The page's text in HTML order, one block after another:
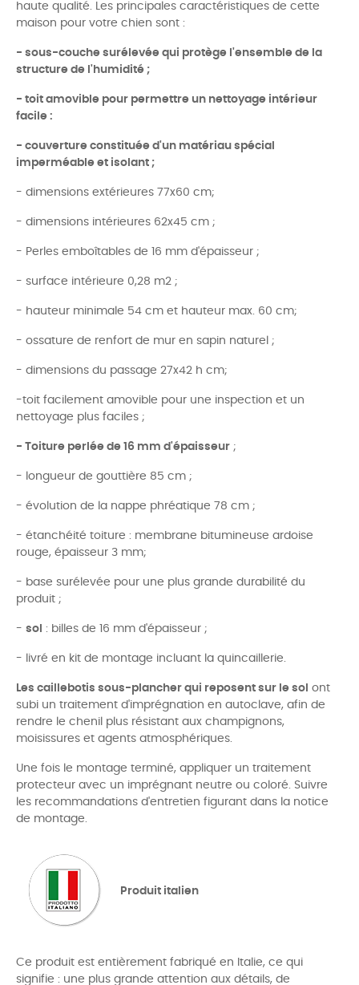
haute qualité. Les principales caractéristiques de cette
maison pour votre chien sont :
- sous-couche surélevée qui protège l'ensemble de la
structure de l'humidité ;
- toit amovible pour permettre un nettoyage intérieur
facile :
- couverture constituée d'un matériau spécial
imperméable et isolant ;
- dimensions extérieures 77x60 cm;
- dimensions intérieures 62x45 cm ;
- Perles emboîtables de 16 mm d'épaisseur ;
- surface intérieure 0,28 m2 ;
- hauteur minimale 54 cm et hauteur max. 60 cm;
- ossature de renfort de mur en sapin naturel ;
- dimensions du passage 27x42 h cm;
-toit facilement amovible pour une inspection et un
nettoyage plus faciles ;
- Toiture perlée de 16 mm d'épaisseur ;
- longueur de gouttière 85 cm ;
- évolution de la nappe phréatique 78 cm ;
- étanchéité toiture : membrane bitumineuse ardoise
rouge, épaisseur 3 mm;
- base surélevée pour une plus grande durabilité du
produit ;
- sol : billes de 16 mm d'épaisseur ;
- livré en kit de montage incluant la quincaillerie.
Les caillebotis sous-plancher qui reposent sur le sol ont
subi un traitement d'imprégnation en autoclave, afin de
rendre le chenil plus résistant aux champignons,
moisissures et agents atmosphériques.
Une fois le montage terminé, appliquer un traitement
protecteur avec un imprégnant neutre ou coloré. Suivre
les recommandations d'entretien figurant dans la notice
de montage.
Produit italien
Ce produit est entièrement fabriqué en Italie, ce qui
signifie : une plus grande attention aux détails, de